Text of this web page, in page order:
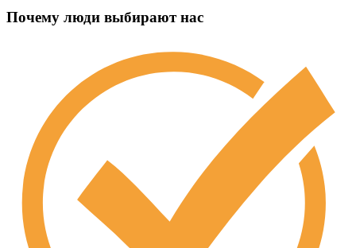
Почему люди выбирают нас